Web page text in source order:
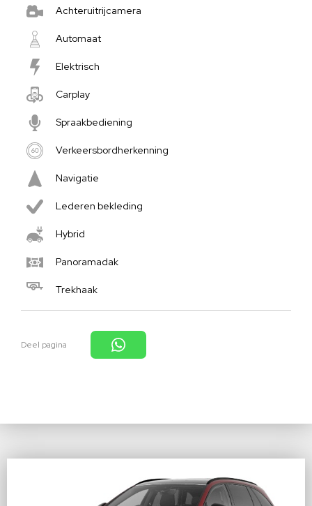
Achteruitrijcamera
Automaat
Elektrisch
Carplay
Spraakbediening
Verkeersbordherkenning
Navigatie
Lederen bekleding
Hybrid
Panoramadak
Trekhaak
Deel pagina